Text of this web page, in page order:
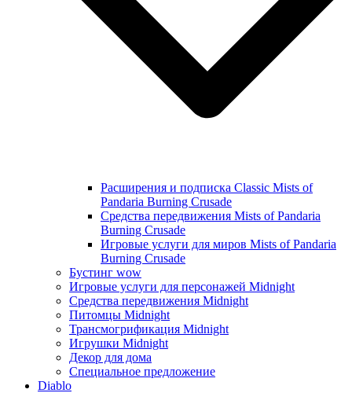
Расширения и подписка Classic Mists of
Pandaria Burning Crusade
Средства передвижения Mists of Pandaria
Burning Crusade
Игровые услуги для миров Mists of Pandaria
Burning Crusade
Бустинг wow
Игровые услуги для персонажей Midnight
Средства передвижения Midnight
Питомцы Midnight
Трансмогрификация Midnight
Игрушки Midnight
Декор для дома
Специальное предложение
Diablo